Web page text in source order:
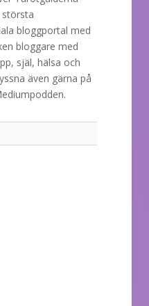
största
bloggportal med
bloggare med
själ, hälsa och
även gärna på